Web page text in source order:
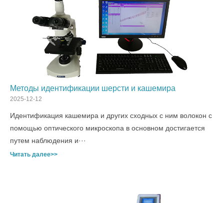
Методы идентификации шерсти и кашемира
2025-12-12
Идентификация кашемира и других сходных с ним волокон с
помощью оптического микроскопа в основном достигается
путем наблюдения и···
Читать далее>>